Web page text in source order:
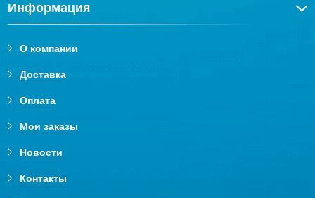
Информация
О компании
Доставка
Оплата
Мои заказы
Новости
Контакты